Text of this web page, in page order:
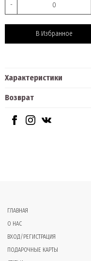
-
В Избранное
Характеристики
Возврат
ГЛАВНАЯ
О НАС
ВХОД/РЕГИСТРАЦИЯ
ПОДАРОЧНЫЕ КАРТЫ